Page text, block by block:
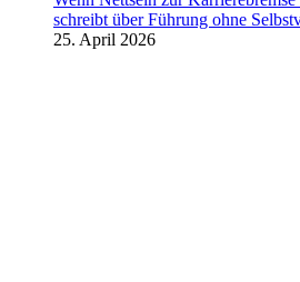
schreibt über Führung ohne
25. April 2026